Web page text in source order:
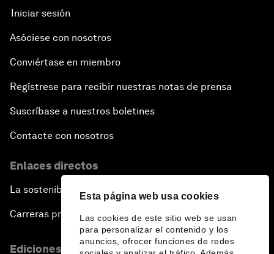
Esta página web usa cookies
Las cookies de este sitio web se usan
para personalizar el contenido y los
anuncios, ofrecer funciones de redes
Iniciar sesión
Asóciese con nosotros
Conviértase en miembro
Regístrese para recibir nuestras notas de prensa
Suscríbase a nuestros boletines
Contacte con nosotros
Enlaces directos
La sostenibilidad en el Foro
Carreras profesionales
Ediciones en otros idiomas